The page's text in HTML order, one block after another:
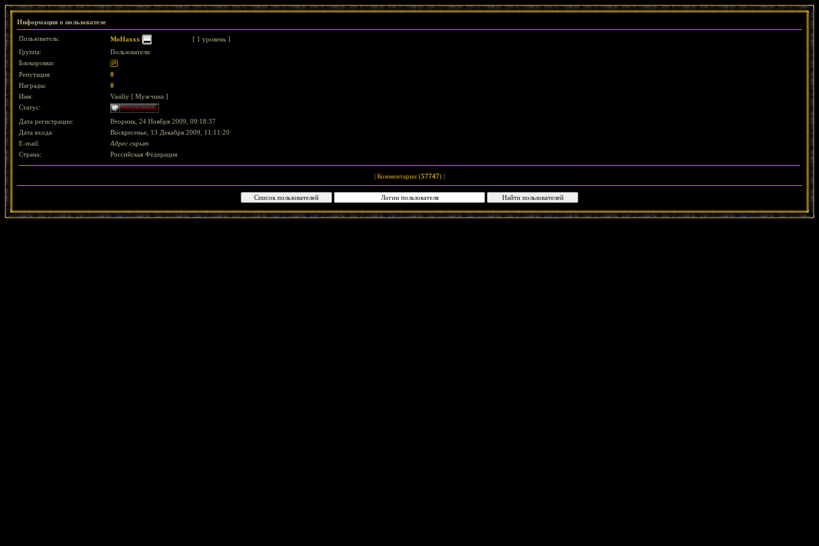
Информация о пользователе
Пользователь: MoHaxxx
[ 1 уровень ]
Группа:
Пользователи
Блокировки:
Репутация:
0
Награды:
0
Имя:
Vasiliy [ Мужчина ]
Статус:
Дата регистрации:
Вторник, 24 Ноября 2009, 09:18:37
Дата входа:
Воскресенье, 13 Декабря 2009, 11:11:20
E-mail:
Адрес скрыт
Страна:
Российская Федерация
Комментарии (57747)